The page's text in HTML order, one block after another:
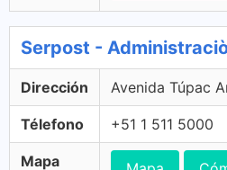
Serpost -
Dirección Avenida Túpac
Télefono +51 1 511 5000
Mapa